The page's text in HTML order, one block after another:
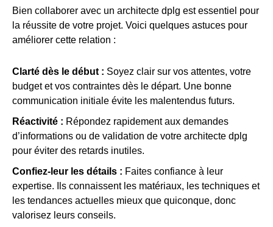
Bien collaborer avec un architecte dplg est essentiel pour
la réussite de votre projet. Voici quelques astuces pour
améliorer cette relation :
Clarté dès le début : Soyez clair sur vos attentes, votre
budget et vos contraintes dès le départ. Une bonne
communication initiale évite les malentendus futurs.
Réactivité : Répondez rapidement aux demandes
d’informations ou de validation de votre architecte dplg
pour éviter des retards inutiles.
Confiez-leur les détails : Faites confiance à leur
expertise. Ils connaissent les matériaux, les techniques et
les tendances actuelles mieux que quiconque, donc
valorisez leurs conseils.